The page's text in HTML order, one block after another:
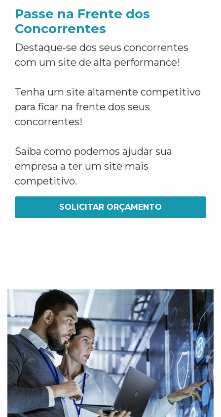
Passe na Frente dos
Concorrentes
Destaque-se dos seus concorrentes
com um site de alta performance!
Tenha um site altamente competitivo
para ficar na frente dos seus
concorrentes!
Saiba como podemos ajudar sua
empresa a ter um site mais
competitivo.
SOLICITAR ORÇAMENTO